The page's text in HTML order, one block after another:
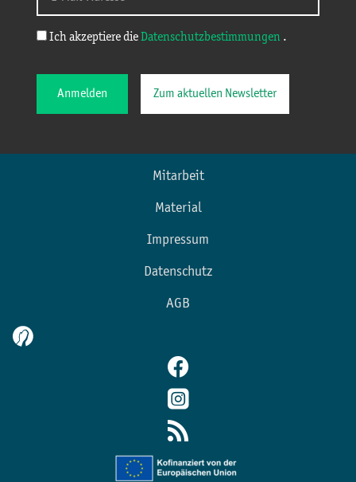
Ich akzeptiere die Datenschutzbestimmungen .
Anmelden Zum aktuellen Newsletter
Mitarbeit
Material
Impressum
Datenschutz
AGB